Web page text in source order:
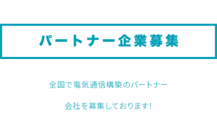
全国で電気通信構築のパートナー
会社を募集しております！